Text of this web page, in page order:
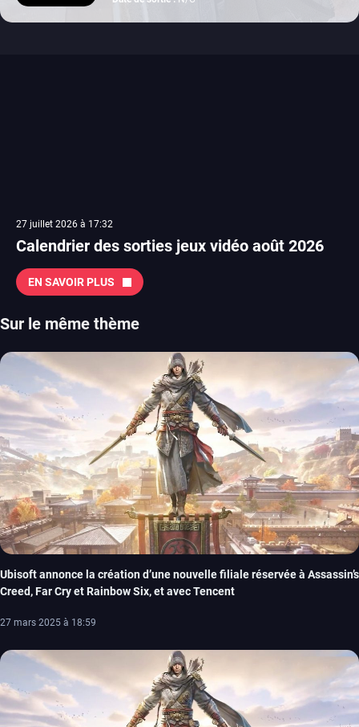
27 juillet 2026 à 17:32
Calendrier des sorties jeux vidéo août 2026
EN SAVOIR PLUS
Sur le même thème
Ubisoft annonce la création d’une nouvelle filiale réservée à Assassin’s
Creed, Far Cry et Rainbow Six, et avec Tencent
27 mars 2025 à 18:59